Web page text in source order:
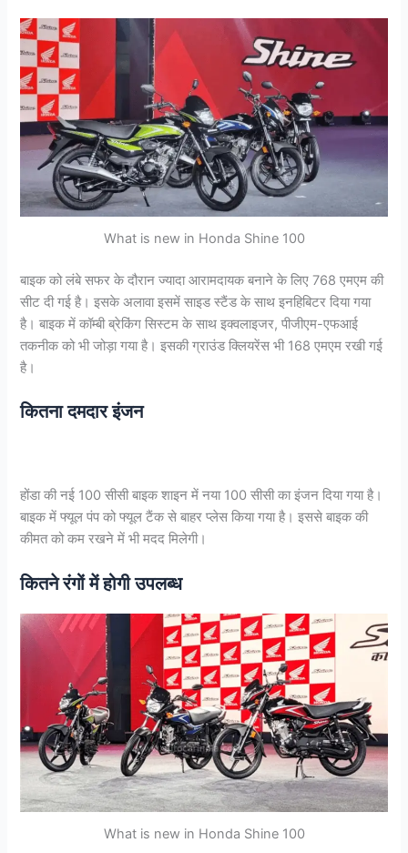
What is new in Honda Shine 100
बाइक को लंबे सफर के दौरान ज्यादा आरामदायक बनाने के लिए 768 एमएम की
सीट दी गई है। इसके अलावा इसमें साइड स्टैंड के साथ इनहिबिटर दिया गया
है। बाइक में कॉम्बी ब्रेकिंग सिस्टम के साथ इक्वलाइजर, पीजीएम-एफआई
तकनीक को भी जोड़ा गया है। इसकी ग्राउंड क्लियरेंस भी 168 एमएम रखी गई
है।
कितना दमदार इंजन
होंडा की नई 100 सीसी बाइक शाइन में नया 100 सीसी का इंजन दिया गया है।
बाइक में फ्यूल पंप को फ्यूल टैंक से बाहर प्लेस किया गया है। इससे बाइक की
कीमत को कम रखने में भी मदद मिलेगी।
कितने रंगों में होगी उपलब्ध
What is new in Honda Shine 100